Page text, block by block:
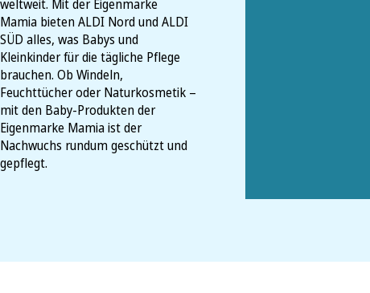
weltweit. Mit der Eigenmarke
Mamia bieten ALDI Nord und ALDI
SÜD alles, was Babys und
Kleinkinder für die tägliche Pflege
brauchen. Ob Windeln,
Feuchttücher oder Naturkosmetik –
mit den Baby-Produkten der
Eigenmarke Mamia ist der
Nachwuchs rundum geschützt und
gepflegt.